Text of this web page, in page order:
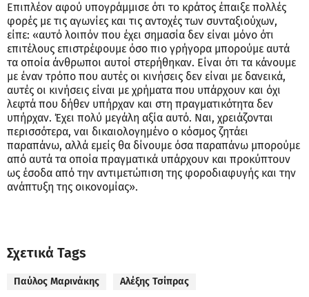
Επιπλέον αφού υπογράμμισε ότι το κράτος έπαιξε πολλές
φορές με τις αγωνίες και τις αντοχές των συνταξιούχων,
είπε: «αυτό λοιπόν που έχει σημασία δεν είναι μόνο ότι
επιτέλους επιστρέφουμε όσο πιο γρήγορα μπορούμε αυτά
τα οποία άνθρωποι αυτοί στερήθηκαν. Είναι ότι τα κάνουμε
με έναν τρόπο που αυτές οι κινήσεις δεν είναι με δανεικά,
αυτές οι κινήσεις είναι με χρήματα που υπάρχουν και όχι
λεφτά που δήθεν υπήρχαν και στη πραγματικότητα δεν
υπήρχαν. Έχει πολύ μεγάλη αξία αυτό. Ναι, χρειάζονται
περισσότερα, ναι δικαιολογημένο ο κόσμος ζητάει
παραπάνω, αλλά εμείς θα δίνουμε όσα παραπάνω μπορούμε
από αυτά τα οποία πραγματικά υπάρχουν και προκύπτουν
ως έσοδα από την αντιμετώπιση της φοροδιαφυγής και την
ανάπτυξη της οικονομίας».
Σχετικά Tags
Παύλος Μαρινάκης Αλέξης Τσίπρας